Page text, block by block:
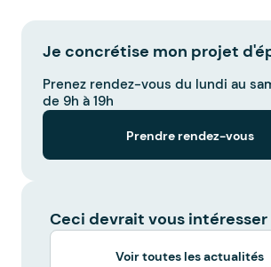
Je concrétise mon projet
Prenez rendez-vous du lundi au
de 9h à 19h
Prendre rendez-vous
Ceci devrait vous intéresser
Voir toutes les actualités